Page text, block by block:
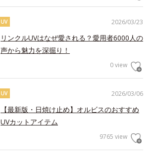
2026/03/23
UV
リンクルUVはなぜ愛される？愛用者6000人の
声から魅力を深掘り！
0 view
2026/03/06
UV
【最新版・日焼け止め】オルビスのおすすめ
UVカットアイテム
9765 view